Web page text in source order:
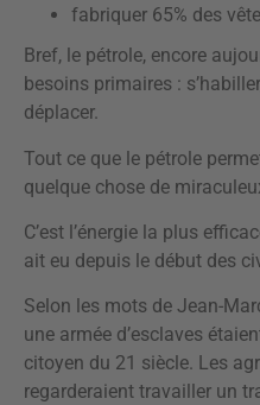
fabriquer 65% des
Bref, le pétrole, encore
besoins primaires :
déplacer.
Tout ce que le pétrole
quelque chose de
C’est l’énergie la plus
ait eu depuis le début des
Selon les mots de Jean-
une armée d’esclaves
citoyen du 21 siècle. Les
regarderaient travailler un